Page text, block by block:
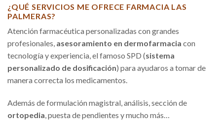
¿QUÉ SERVICIOS ME OFRECE FARMACIA LAS
PALMERAS?
Atención farmacéutica personalizadas con grandes
profesionales, asesoramiento en dermofarmacia con
tecnología y experiencia, el famoso SPD (sistema
personalizado de dosificación) para ayudaros a tomar de
manera correcta los medicamentos.
Además de formulación magistral, análisis, sección de
ortopedia , puesta de pendientes y mucho más…